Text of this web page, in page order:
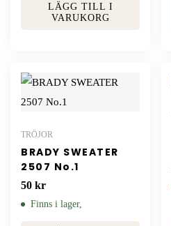
LÄGG TILL I
VARUKORG
TRÖJOR
BRADY SWEATER
2507 No.1
50 kr
Finns i lager,